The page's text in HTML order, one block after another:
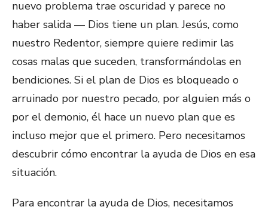
nuevo problema trae oscuridad y parece no
haber salida — Dios tiene un plan. Jesús, como
nuestro Redentor, siempre quiere redimir las
cosas malas que suceden, transformándolas en
bendiciones. Si el plan de Dios es bloqueado o
arruinado por nuestro pecado, por alguien más o
por el demonio, él hace un nuevo plan que es
incluso mejor que el primero. Pero necesitamos
descubrir cómo encontrar la ayuda de Dios en esa
situación.
Para encontrar la ayuda de Dios, necesitamos